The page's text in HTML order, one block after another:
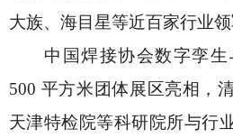
大族、海目星等近百家行业领
中国焊接协会数字孪
500 平方米团体展区亮相，
天津特检院等科研院所与行